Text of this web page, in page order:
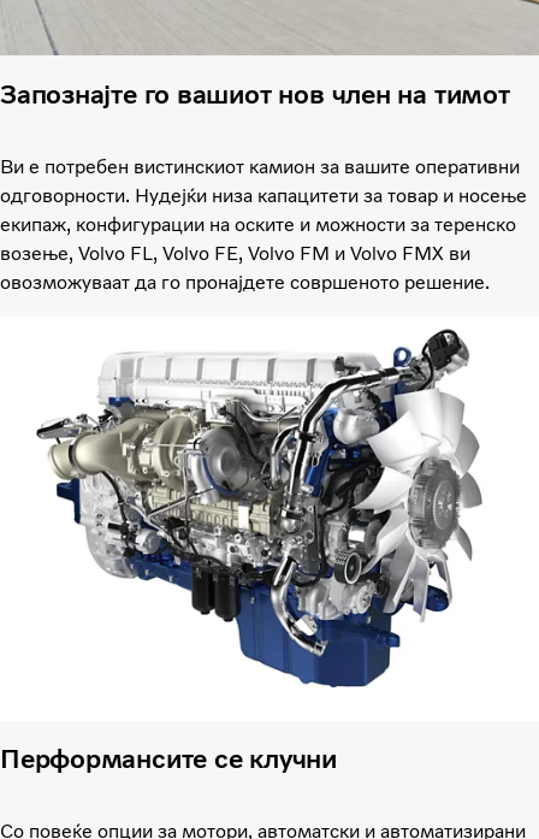
Запознајте го вашиот нов член на тимот
Ви е потребен вистинскиот камион за вашите оперативни
одговорности. Нудејќи низа капацитети за товар и носење
екипаж, конфигурации на оските и можности за теренско
возење, Volvo FL, Volvo FE, Volvo FM и Volvo FMX ви
овозможуваат да го пронајдете совршеното решение.
Перформансите се клучни
Со повеќе опции за мотори, автоматски и автоматизирани